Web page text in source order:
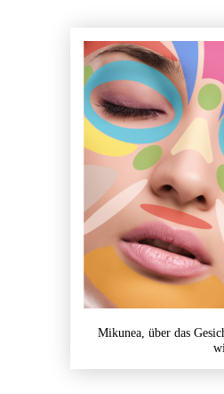
Mikunea, über das